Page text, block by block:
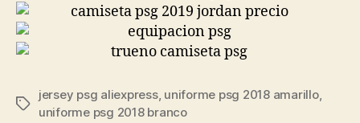
Etiquetas
jersey psg aliexpress, uniforme psg 2018 amarillo,
uniforme psg 2018 branco